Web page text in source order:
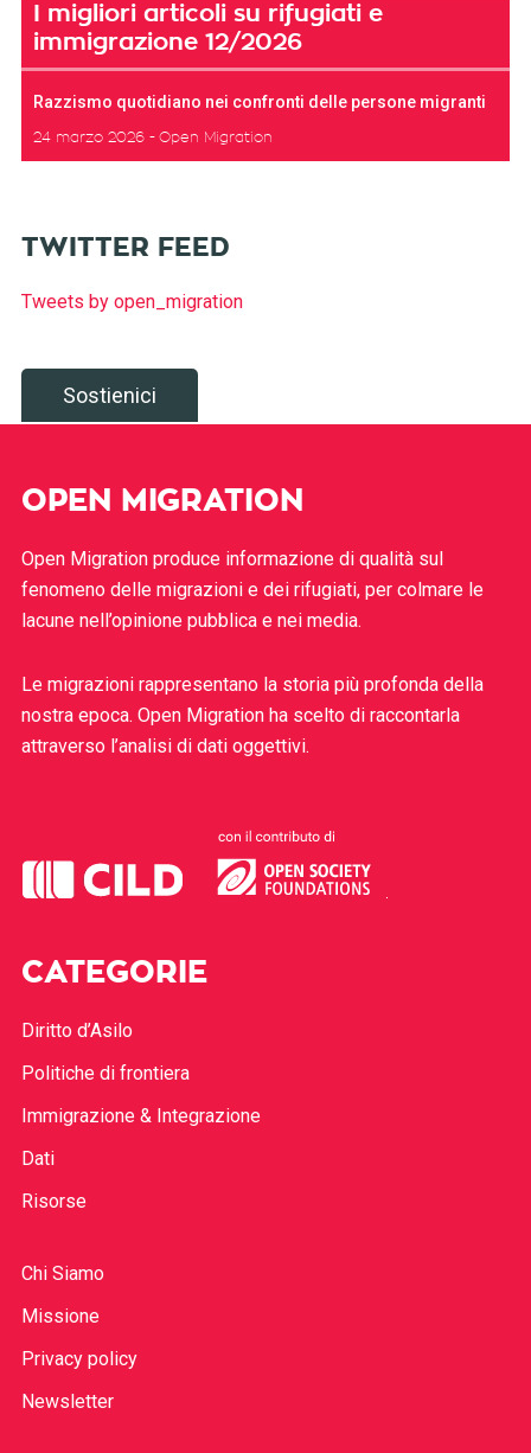
I migliori articoli su rifugiati e
immigrazione 12/2026
Razzismo quotidiano nei confronti delle persone migranti
24 marzo 2026 Open Migration
TWITTER FEED
Tweets by open_migration
Sostienici
OPEN MIGRATION
Open Migration produce informazione di qualità sul
fenomeno delle migrazioni e dei rifugiati, per colmare le
lacune nell’opinione pubblica e nei media.
Le migrazioni rappresentano la storia più profonda della
nostra epoca. Open Migration ha scelto di raccontarla
attraverso l’analisi di dati oggettivi.
CATEGORIE
Diritto d’Asilo
Politiche di frontiera
Immigrazione & Integrazione
Dati
Risorse
Chi Siamo
Missione
Privacy policy
Newsletter